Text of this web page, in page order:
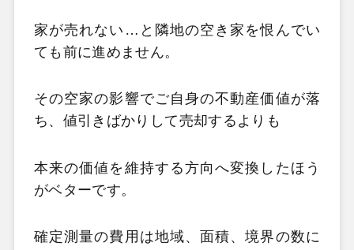
家が売れない…と隣地の空き家を恨んでい
ても前に進めません。
その空家の影響でご自身の不動産価値が落
ち、値引きばかりして売却するよりも
本来の価値を維持する方向へ変換したほう
がベターです。
確定測量の費用は地域、面積、境界の数に